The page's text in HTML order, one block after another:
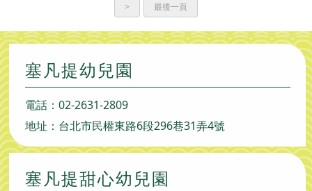
>
最後一頁
塞凡提幼兒園
電話： 02-2631-2809
地址：台北市民權東路6段296巷31弄4號
塞凡提甜心幼兒園